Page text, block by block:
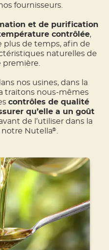
fournisseurs.
et de purification
contrôlée,
plus de temps, afin de
naturelles de
première.
nos usines, dans la
traitons nous-mêmes
contrôles de qualité
qu’elle a un goût
de l’utiliser dans la
Nutella®